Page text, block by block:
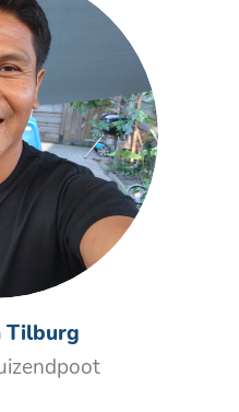
Tilburg